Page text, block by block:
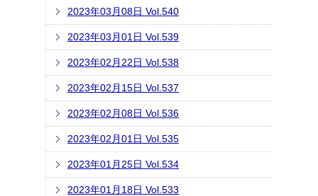
2023年03月08日 Vol.540
2023年03月01日 Vol.539
2023年02月22日 Vol.538
2023年02月15日 Vol.537
2023年02月08日 Vol.536
2023年02月01日 Vol.535
2023年01月25日 Vol.534
2023年01月18日 Vol.533